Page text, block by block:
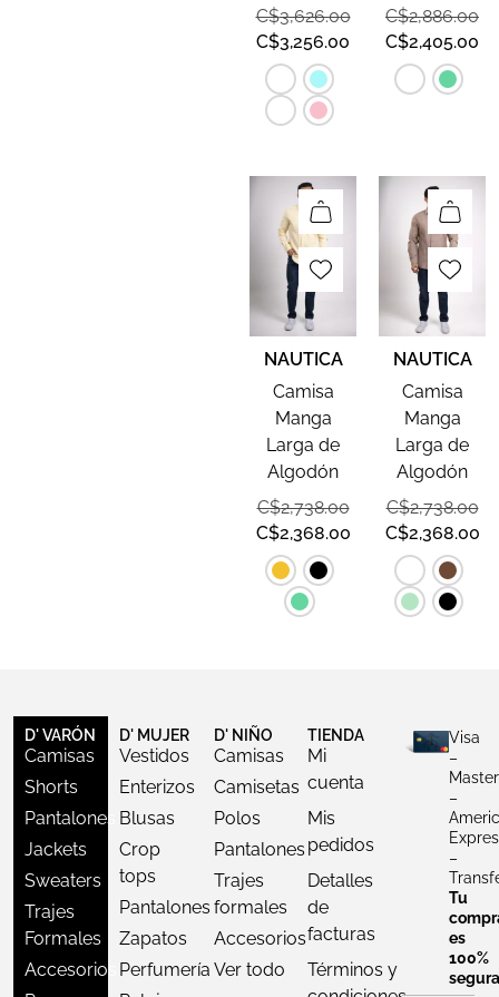
C$3,626.00
C$3,256.00
C$2,886.00
C$2,405.00
NAUTICA
Camisa
Manga
Larga de
Algodón
C$2,738.00
C$2,368.00
NAUTICA
Camisa
Manga
Larga de
Algodón
C$2,738.00
C$2,368.00
D' VARÓN
Camisas
Shorts
Pantalones
Jackets
Sweaters
Trajes
Formales
Accesorios
D' MUJER
Vestidos
Enterizos
Blusas
Crop
tops
Pantalones
Zapatos
Perfumería
D' NIÑO
Camisas
Camisetas
Polos
Pantalones
Trajes
formales
Accesorios
Ver todo
TIENDA
Mi
cuenta
Mis
pedidos
Detalles
de
facturas
Términos y
Visa
–
–
–
Tu
es
100%
segura